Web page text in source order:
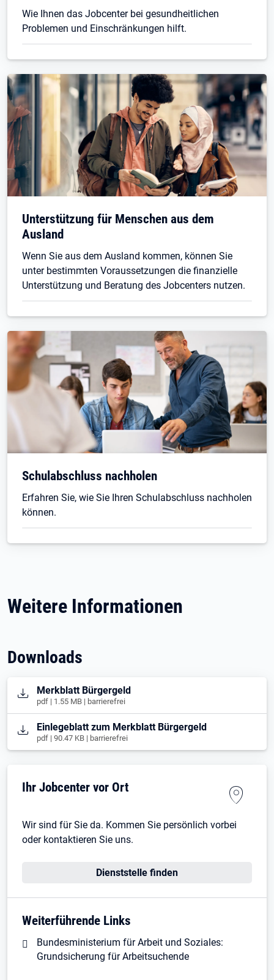
Wie Ihnen das Jobcenter bei gesundheitlichen
Problemen und Einschränkungen hilft.
Unterstützung für Menschen aus dem
Ausland
Wenn Sie aus dem Ausland kommen, können Sie
unter bestimmten Voraussetzungen die finanzielle
Unterstützung und Beratung des Jobcenters nutzen.
Schulabschluss nachholen
Erfahren Sie, wie Sie Ihren Schulabschluss nachholen
können.
Weitere Informationen
Downloads
Öffnet in neuem Tab
Merkblatt Bürgergeld
pdf | 1.55 MB | barrierefrei
Öffnet in neuem Tab
Einlegeblatt zum Merkblatt Bürgergeld
pdf | 90.47 KB | barrierefrei
Ihr Jobcenter vor Ort
Wir sind für Sie da. Kommen Sie persönlich vorbei
oder kontaktieren Sie uns.
Dienststelle finden
Weiterführende Links
Bundesministerium für Arbeit und Soziales:
Grundsicherung für Arbeitsuchende